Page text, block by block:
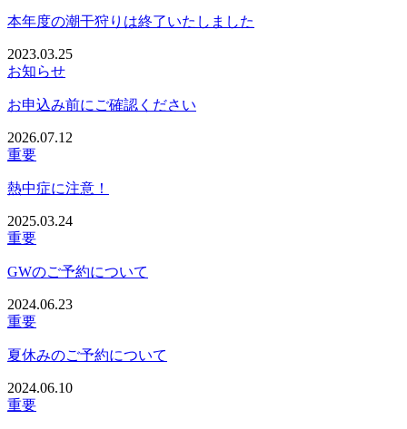
本年度の潮干狩りは終了いたしました
2023.03.25
お知らせ
お申込み前にご確認ください
2026.07.12
重要
熱中症に注意！
2025.03.24
重要
GWのご予約について
2024.06.23
重要
夏休みのご予約について
2024.06.10
重要